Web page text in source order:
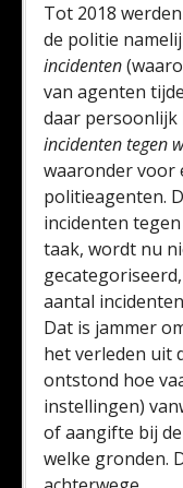
Tot 2018
de politie
incidenten
van agenten
daar persoonlijk
incidenten tegen
waaronder voor
politieagenten.
incidenten
taak, wordt nu
aantal
Dat is jammer
het verleden uit
ontstond hoe
instellingen)
of aangifte bij
welke gronden.